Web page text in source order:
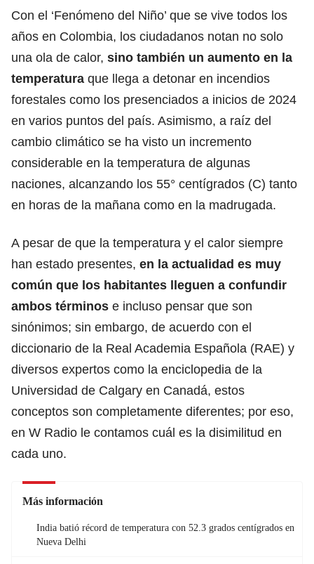
Con el ‘Fenómeno del Niño’ que se vive todos los
años en Colombia, los ciudadanos notan no solo
una ola de calor, sino también un aumento en la
temperatura que llega a detonar en incendios
forestales como los presenciados a inicios de 2024
en varios puntos del país. Asimismo, a raíz del
cambio climático se ha visto un incremento
considerable en la temperatura de algunas
naciones, alcanzando los 55° centígrados (C) tanto
en horas de la mañana como en la madrugada.
A pesar de que la temperatura y el calor siempre
han estado presentes, en la actualidad es muy
común que los habitantes lleguen a confundir
ambos términos e incluso pensar que son
sinónimos; sin embargo, de acuerdo con el
diccionario de la Real Academia Española (RAE) y
diversos expertos como la enciclopedia de la
Universidad de Calgary en Canadá, estos
conceptos son completamente diferentes; por eso,
en W Radio le contamos cuál es la disimilitud en
cada uno.
Más información
India batió récord de temperatura con 52.3 grados centígrados en
Nueva Delhi